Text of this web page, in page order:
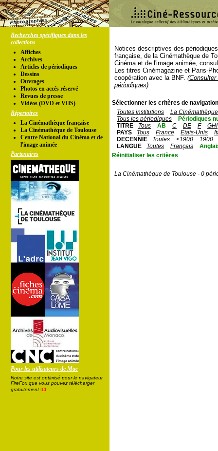
Recherches spécifiques dans les
collections
Affiches
Archives
Articles de périodiques
Dessins
Ouvrages
Photos en accés réservé
Revues de presse
Vidéos (DVD et VHS)
Répertoires
La Cinémathèque française
La Cinémathèque de Toulouse
Centre National du Cinéma et de
l'image animée
Partenaires
Pour les utilisateurs de Mac
Notre site est optimisé pour le navigateur
FireFox que vous pouvez télécharger
gratuitement ici
Notices descriptives des
française, de la Cinémathèque de
Cinéma et de l'image animée,
Les titres Cinémagazine et Paris-
coopération avec la BNF.
périodiques)
Sélectionner les critères de
Toutes institutions
La
Tous les périodiques
Périodiques
TITRE
Tous AB C DE F
GHI
PAYS
Tous France Etats-Unis
DECENNIE
Toutes <1900
1900
LANGUE
Toutes Français
Réinitialiser les critères
La Cinémathèque de Toulouse - 0